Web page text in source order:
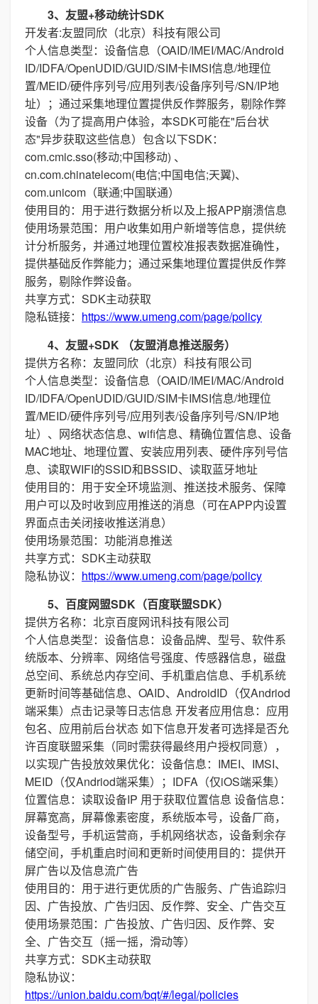
3、友盟+移动统计SDK
开发者:友盟同欣（北京）科技有限公司
个人信息类型：设备信息（OAID/IMEI/MAC/Android
ID/IDFA/OpenUDID/GUID/SIM卡IMSI信息/地理位
置/MEID/硬件序列号/应用列表/设备序列号/SN/IP地
址）；通过采集地理位置提供反作弊服务，剔除作弊
设备（为了提高用户体验，本SDK可能在"后台状
态"异步获取这些信息）包含以下SDK：
com.cmic.sso(移动;中国移动) 、
cn.com.chinatelecom(电信;中国电信;天翼)、
com.unicom（联通;中国联通）
使用目的：用于进行数据分析以及上报APP崩溃信息
使用场景范围：用户收集如用户新增等信息，提供统
计分析服务，并通过地理位置校准报表数据准确性，
提供基础反作弊能力；通过采集地理位置提供反作弊
服务，剔除作弊设备。
共享方式：SDK主动获取
隐私链接： https://www.umeng.com/page/policy
4、友盟+SDK （友盟消息推送服务）
提供方名称：友盟同欣（北京）科技有限公司
个人信息类型：设备信息（OAID/IMEI/MAC/Android
ID/IDFA/OpenUDID/GUID/SIM卡IMSI信息/地理位
置/MEID/硬件序列号/应用列表/设备序列号/SN/IP地
址）、网络状态信息、wifi信息、精确位置信息、设备
MAC地址、地理位置、安装应用列表、硬件序列号信
息、读取WIFI的SSID和BSSID、读取蓝牙地址
使用目的：用于安全环境监测、推送技术服务、保障
用户可以及时收到应用推送的消息（可在APP内设置
界面点击关闭接收推送消息）
使用场景范围：功能消息推送
共享方式：SDK主动获取
隐私协议： https://www.umeng.com/page/policy
5、百度网盟SDK（百度联盟SDK）
提供方名称：北京百度网讯科技有限公司
个人信息类型：设备信息：设备品牌、型号、软件系
统版本、分辨率、网络信号强度、传感器信息，磁盘
总空间、系统总内存空间、手机重启信息、手机系统
更新时间等基础信息、OAID、AndroidID（仅Andriod
端采集）点击记录等日志信息 开发者应用信息：应用
包名、应用前后台状态 如下信息开发者可选择是否允
许百度联盟采集（同时需获得最终用户授权同意），
以实现广告投放效果优化：设备信息：IMEI、IMSI、
MEID（仅Andriod端采集）；IDFA（仅iOS端采集）
位置信息：读取设备IP 用于获取位置信息 设备信息：
屏幕宽高，屏幕像素密度，系统版本号，设备厂商，
设备型号，手机运营商，手机网络状态，设备剩余存
储空间，手机重启时间和更新时间使用目的：提供开
屏广告以及信息流广告
使用目的：用于进行更优质的广告服务、广告追踪归
因、广告投放、广告归因、反作弊、安全、广告交互
使用场景范围：广告投放、广告归因、反作弊、安
全、广告交互（摇一摇，滑动等）
共享方式：SDK主动获取
隐私协议：
https://union.baidu.com/bqt/#/legal/policies